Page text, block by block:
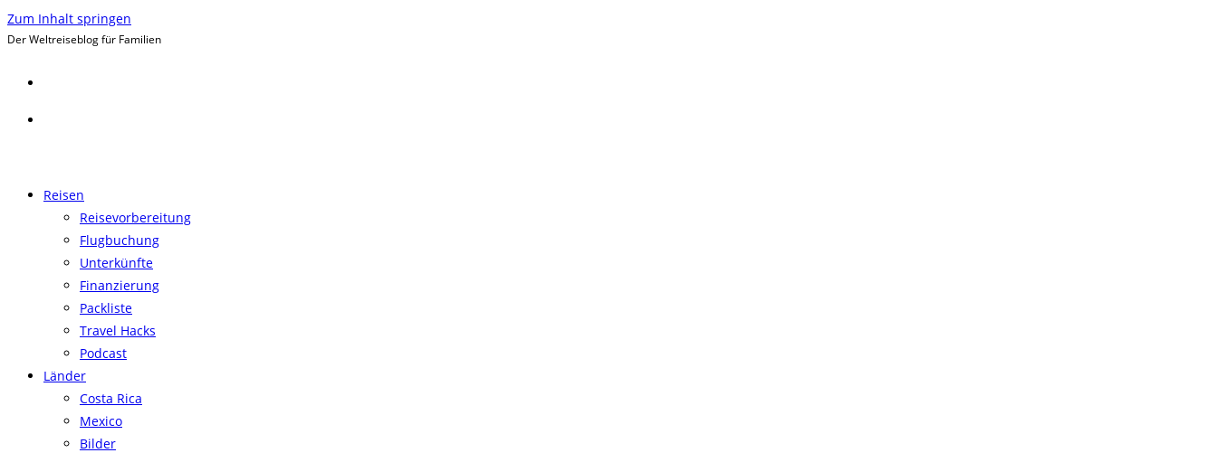
Zum Inhalt springen
Der Weltreiseblog für Familien
Reisen
Reisevorbereitung
Flugbuchung
Unterkünfte
Finanzierung
Packliste
Travel Hacks
Podcast
Länder
Costa Rica
Mexico
Bilder